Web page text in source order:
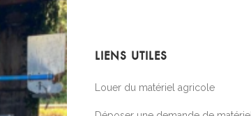
LIENS UTILES
Louer du matériel agricole